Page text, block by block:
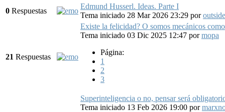
0 Respuestas
Edmund Husserl. Ideas. Parte I
Tema iniciado 28 Mar 2026 23:29 por
21 Respuestas
Existe la felicidad? O somos mecánicos
Tema iniciado 03 Dic 2025 12:47 pormopa
Página:
1
2
3
Superinteligencia o no, pensar será
Tema iniciado 13 Feb 2026 19:00 por